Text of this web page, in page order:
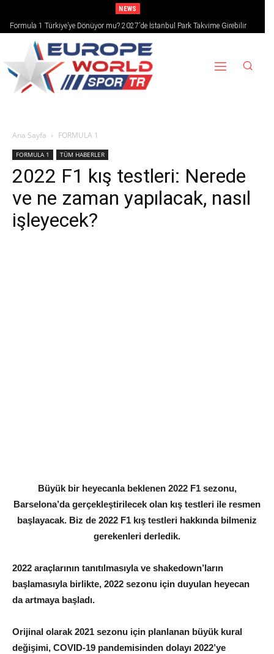
NEWS
Formula 1 Türkiye’ye Dönüyor mu? 2027’de İstanbul Park Takvime Girebilir
Ana Sayfa FORMULA 1
FORMULA 1 TÜM HABERLER
2022 F1 kış testleri: Nerede
ve ne zaman yapılacak, nasıl
işleyecek?
Büyük bir heyecanla beklenen 2022 F1 sezonu,
Barselona’da gerçekleştirilecek olan kış testleri ile resmen
başlayacak. Biz de 2022 F1 kış testleri hakkında bilmeniz
gerekenleri derledik.
2022 araçlarının tanıtılmasıyla ve shakedown’ların
başlamasıyla birlikte, 2022 sezonu için duyulan heyecan
da artmaya başladı.
Orijinal olarak 2021 sezonu için planlanan büyük kural
değişimi, COVID-19 pandemisinden dolayı 2022’ye